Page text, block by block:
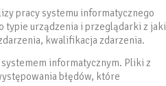
pracy systemu informatycznego
typie urządzenia i przeglądarki z
kwalifikacja zdarzenia.
informatycznym. Pliki z
błędów, które